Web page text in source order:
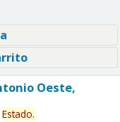
Oeste,
Estado.